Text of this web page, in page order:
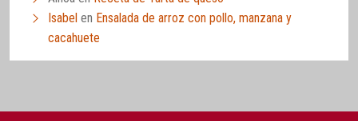
Isabel en Ensalada de arroz con pollo, manzana y
cacahuete